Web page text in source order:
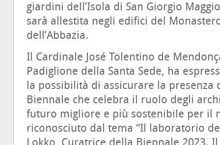
giardini dell’Isola di San Giorgio
sarà allestita negli edifici del
dell’Abbazia.
Il Cardinale José Tolentino de
Padiglione della Santa Sede, ha
la possibilità di assicurare la presenza
Biennale che celebra il ruolo degli
futuro migliore e più sostenibile per il
riconosciuto dal tema “Il laboratorio